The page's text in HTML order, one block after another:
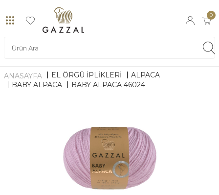
0
ANASAYFA EL ÖRGÜ İPLİKLERİ
ALPACA
BABY ALPACA
BABY ALPACA 46024